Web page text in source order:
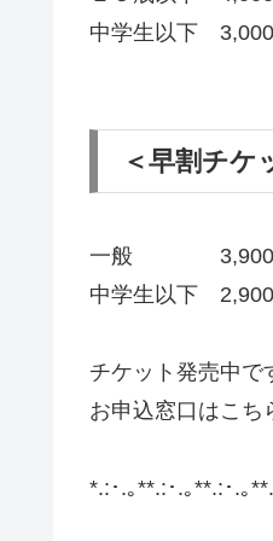
中学生以下 3,000
＜早割チケ
一般 3,900
中学生以下 2,900
チケット発売中で
お申込窓口はこ
*.:･.｡**.:･.｡**.:･.｡